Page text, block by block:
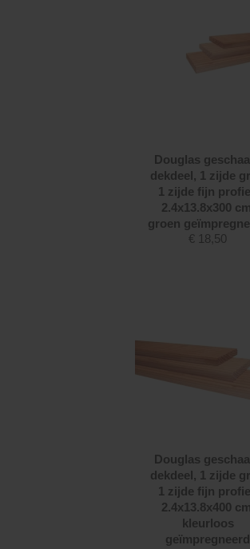
Douglas
dekdeel, 1 zijde
1 zijde fijn
2.4x13.8x300
groen
€ 18,50
Douglas
dekdeel, 1 zijde
1 zijde fijn
2.4x13.8x400
kleurloos
geïmpregneerd